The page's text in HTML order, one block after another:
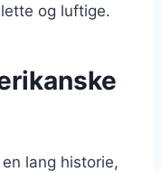
og luftige.
lang historie,